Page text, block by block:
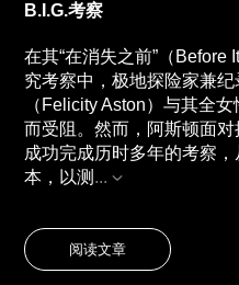
B.I.G.考察
在其“在消失之前”（Before
究考察中，极地探险家兼
（Felicity Aston）与其全
而受阻。然而，阿斯顿面
成功完成历时多年的考察
本，以测 ...
阅读文章